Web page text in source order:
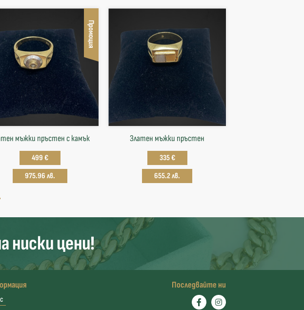
Промоция
мъжки пръстен с камък
499 €
975.96 лв.
Златен мъжки пръстен
335 €
655.2 лв.
ниски цени!
Последвайте ни